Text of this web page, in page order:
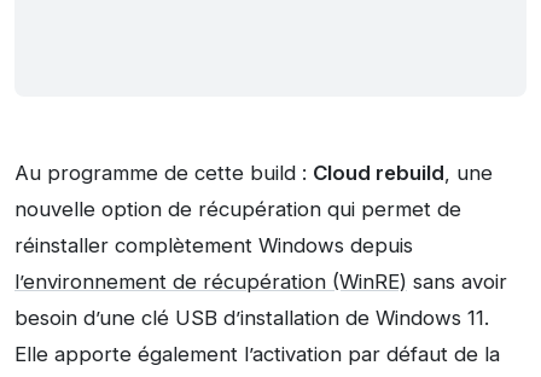
Au programme de cette build : Cloud rebuild, une
nouvelle option de récupération qui permet de
réinstaller complètement Windows depuis
l’environnement de récupération (WinRE) sans avoir
besoin d’une clé USB d’installation de Windows 11.
Elle apporte également l’activation par défaut de la